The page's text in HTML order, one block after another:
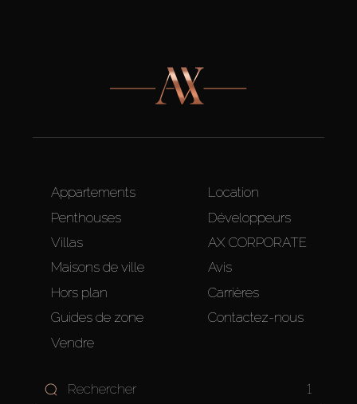
Appartements
Penthouses
Villas
Maisons de ville
Hors plan
Guides de zone
Vendre
Location
Développeurs
AX CORPORATE
Avis
Carrières
Contactez-nous
1